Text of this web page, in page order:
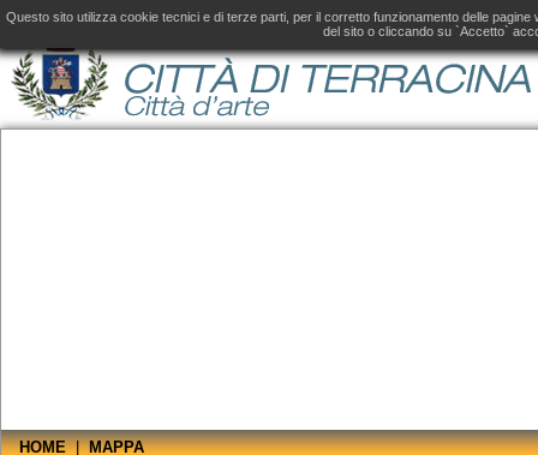
HOME|MAPPA
Questo sito utilizza cookie tecnici e di terze parti, per il corretto funzionamento delle
del sito o cliccando su `Accetto`